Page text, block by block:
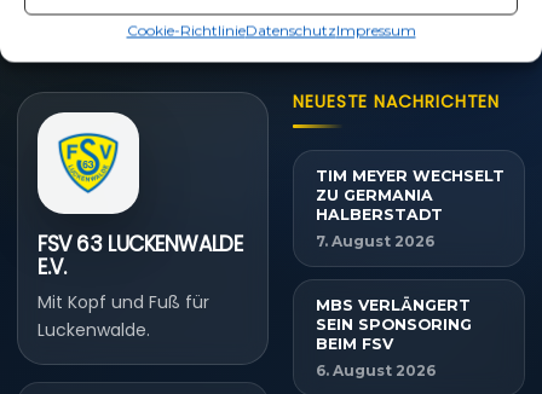
Cookie-RichtlinieDatenschutzImpressum
FSV 63 LUCKENWALDE
E.V.
Mit Kopf und Fuß für
Luckenwalde.
NEUESTE NACHRICHTEN
TIM MEYER WECHSELT
ZU GERMANIA
HALBERSTADT
7. August 2026
MBS VERLÄNGERT
SEIN SPONSORING
BEIM FSV
6. August 2026